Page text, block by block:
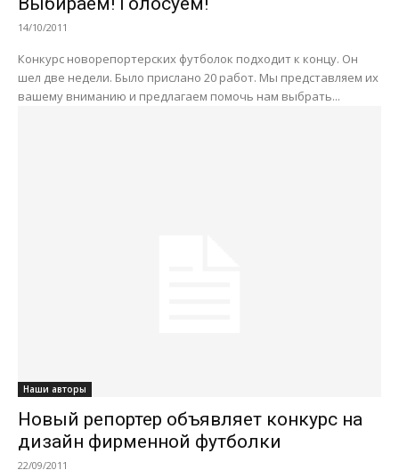
14/10/2011
Конкурс новорепортерских футболок подходит к концу. Он
шел две недели. Было прислано 20 работ. Мы представляем их
вашему вниманию и предлагаем помочь нам выбрать...
Наши авторы
Новый репортер объявляет конкурс на
дизайн фирменной футболки
22/09/2011